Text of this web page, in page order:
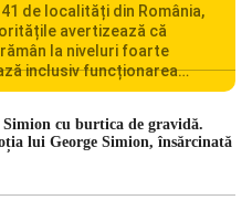
de localități din România,
avertizează că
la niveluri foarte
inclusiv funcționarea
România se confruntă
din punct de vedere
[…]
cu burtica de gravidă.
lui George Simion, însărcinată